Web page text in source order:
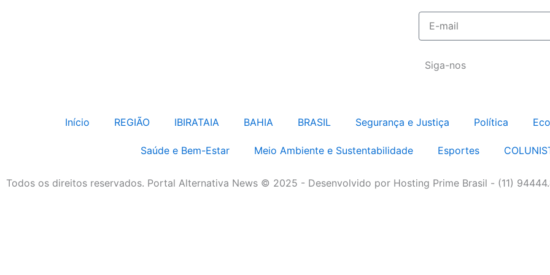
Siga-nos
Início REGIÃO IBIRATAIA BAHIA BRASIL Segurança e Justiça Política
Saúde e Bem-Estar Meio Ambiente e Sustentabilidade Esportes
Todos os direitos reservados. Portal Alternativa News © 2025 - Desenvolvido por Hosting Prime Brasil - (11)